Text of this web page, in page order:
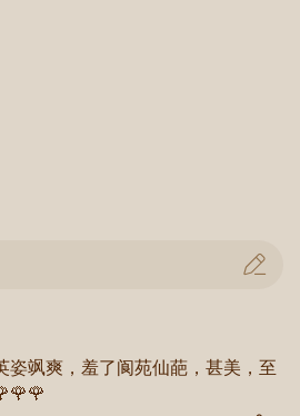
姿飒爽，羞了阆苑仙葩，甚美，至